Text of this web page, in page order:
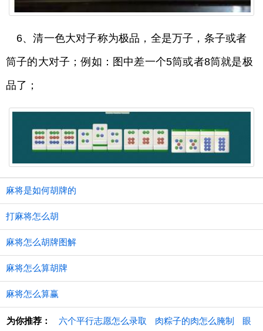
6、清一色大对子称为极品，全是万子，条子或者
筒子的大对子；例如：图中差一个5筒或者8筒就是极
品了；
麻将是如何胡牌的
打麻将怎么胡
麻将怎么胡牌图解
麻将怎么算胡牌
麻将怎么算赢
为你推荐： 六个平行志愿怎么录取 肉粽子的肉怎么腌制
眼